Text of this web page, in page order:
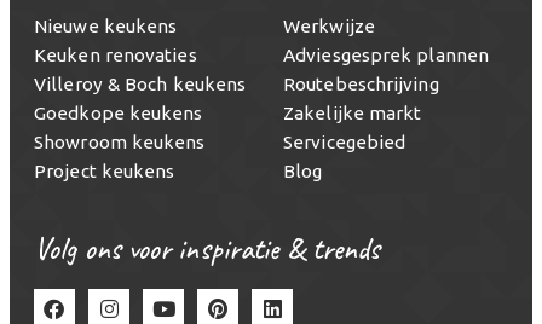
Nieuwe keukens
Keuken renovaties
Villeroy & Boch keukens
Goedkope keukens
Showroom keukens
Project keukens
Werkwijze
Adviesgesprek plannen
Routebeschrijving
Zakelijke markt
Servicegebied
Blog
Volg ons voor inspiratie & trends